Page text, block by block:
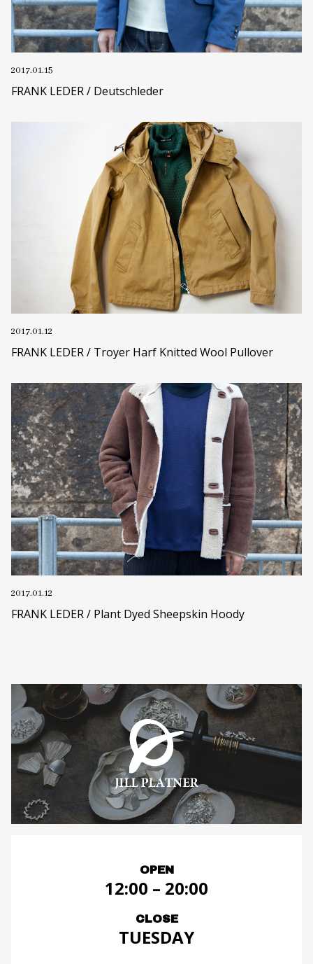
2017.01.15
FRANK LEDER / Deutschleder
2017.01.12
FRANK LEDER / Troyer Harf Knitted Wool Pullover
2017.01.12
FRANK LEDER / Plant Dyed Sheepskin Hoody
OPEN
12:00 – 20:00
CLOSE
TUESDAY